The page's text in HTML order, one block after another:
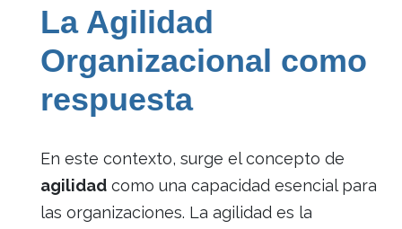
La Agilidad
Organizacional como
respuesta
En este contexto, surge el concepto de
agilidadcomo una capacidad esencial para
las organizaciones. La agilidad es la